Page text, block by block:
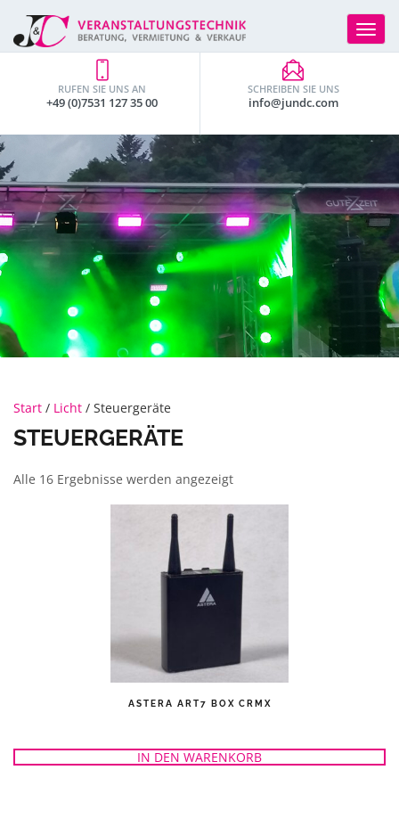
Toggle
SCHREIBEN SIE UNS
info@jundc.com
RUFEN SIE UNS AN
+49 (0)7531 127 35 00
Start / Licht / Steuergeräte
STEUERGERÄTE
Alle 16 Ergebnisse werden angezeigt
ASTERA ART7 BOX CRMX
IN DEN WARENKORB